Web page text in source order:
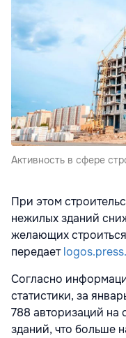
Активность в сфере
При этом
нежилых зданий
желающих
передает
Согласно
статистики, за
788 авторизаций на
зданий, что больше